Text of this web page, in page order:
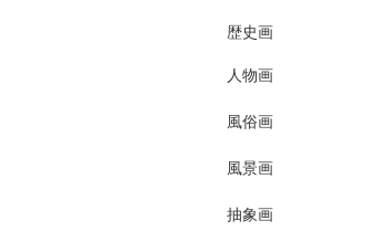
歴史画
人物画
風俗画
風景画
抽象画